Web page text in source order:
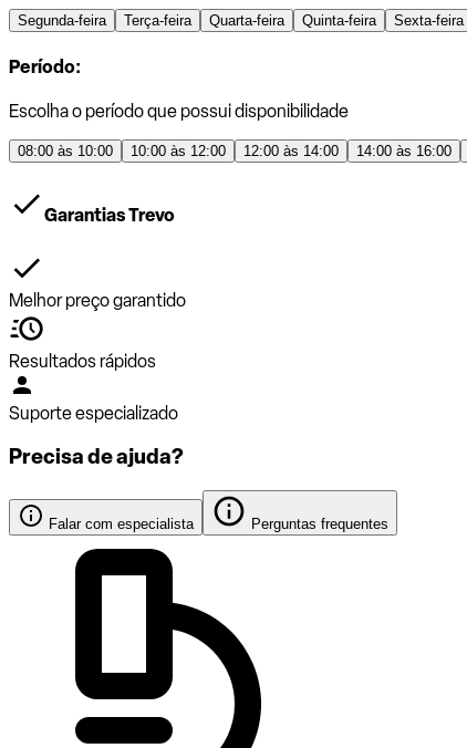
Segunda-feira Terça-feira Quarta-feira Quinta-feira Sexta-feira
Período:
Escolha o período que possui disponibilidade
08:00 às 10:00 10:00 às 12:00 12:00 às 14:00 14:00 às 16:00
Garantias Trevo
Melhor preço garantido
Resultados rápidos
Suporte especializado
Precisa de ajuda?
Falar com especialista Perguntas frequentes